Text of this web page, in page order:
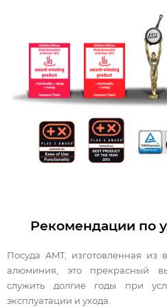
Рекомендации по
Посуда AMT, изготовленная из
алюминия, это прекрасный
служить долгие годы при
эксплуатации и ухода.